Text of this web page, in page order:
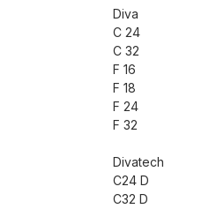
Diva
C 24
C 32
F 16
F 18
F 24
F 32
Divatech
C24 D
C32 D